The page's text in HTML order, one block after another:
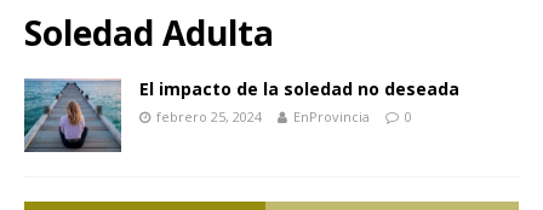
Soledad Adulta
El impacto de la soledad no deseada
febrero 25, 2024 EnProvincia 0